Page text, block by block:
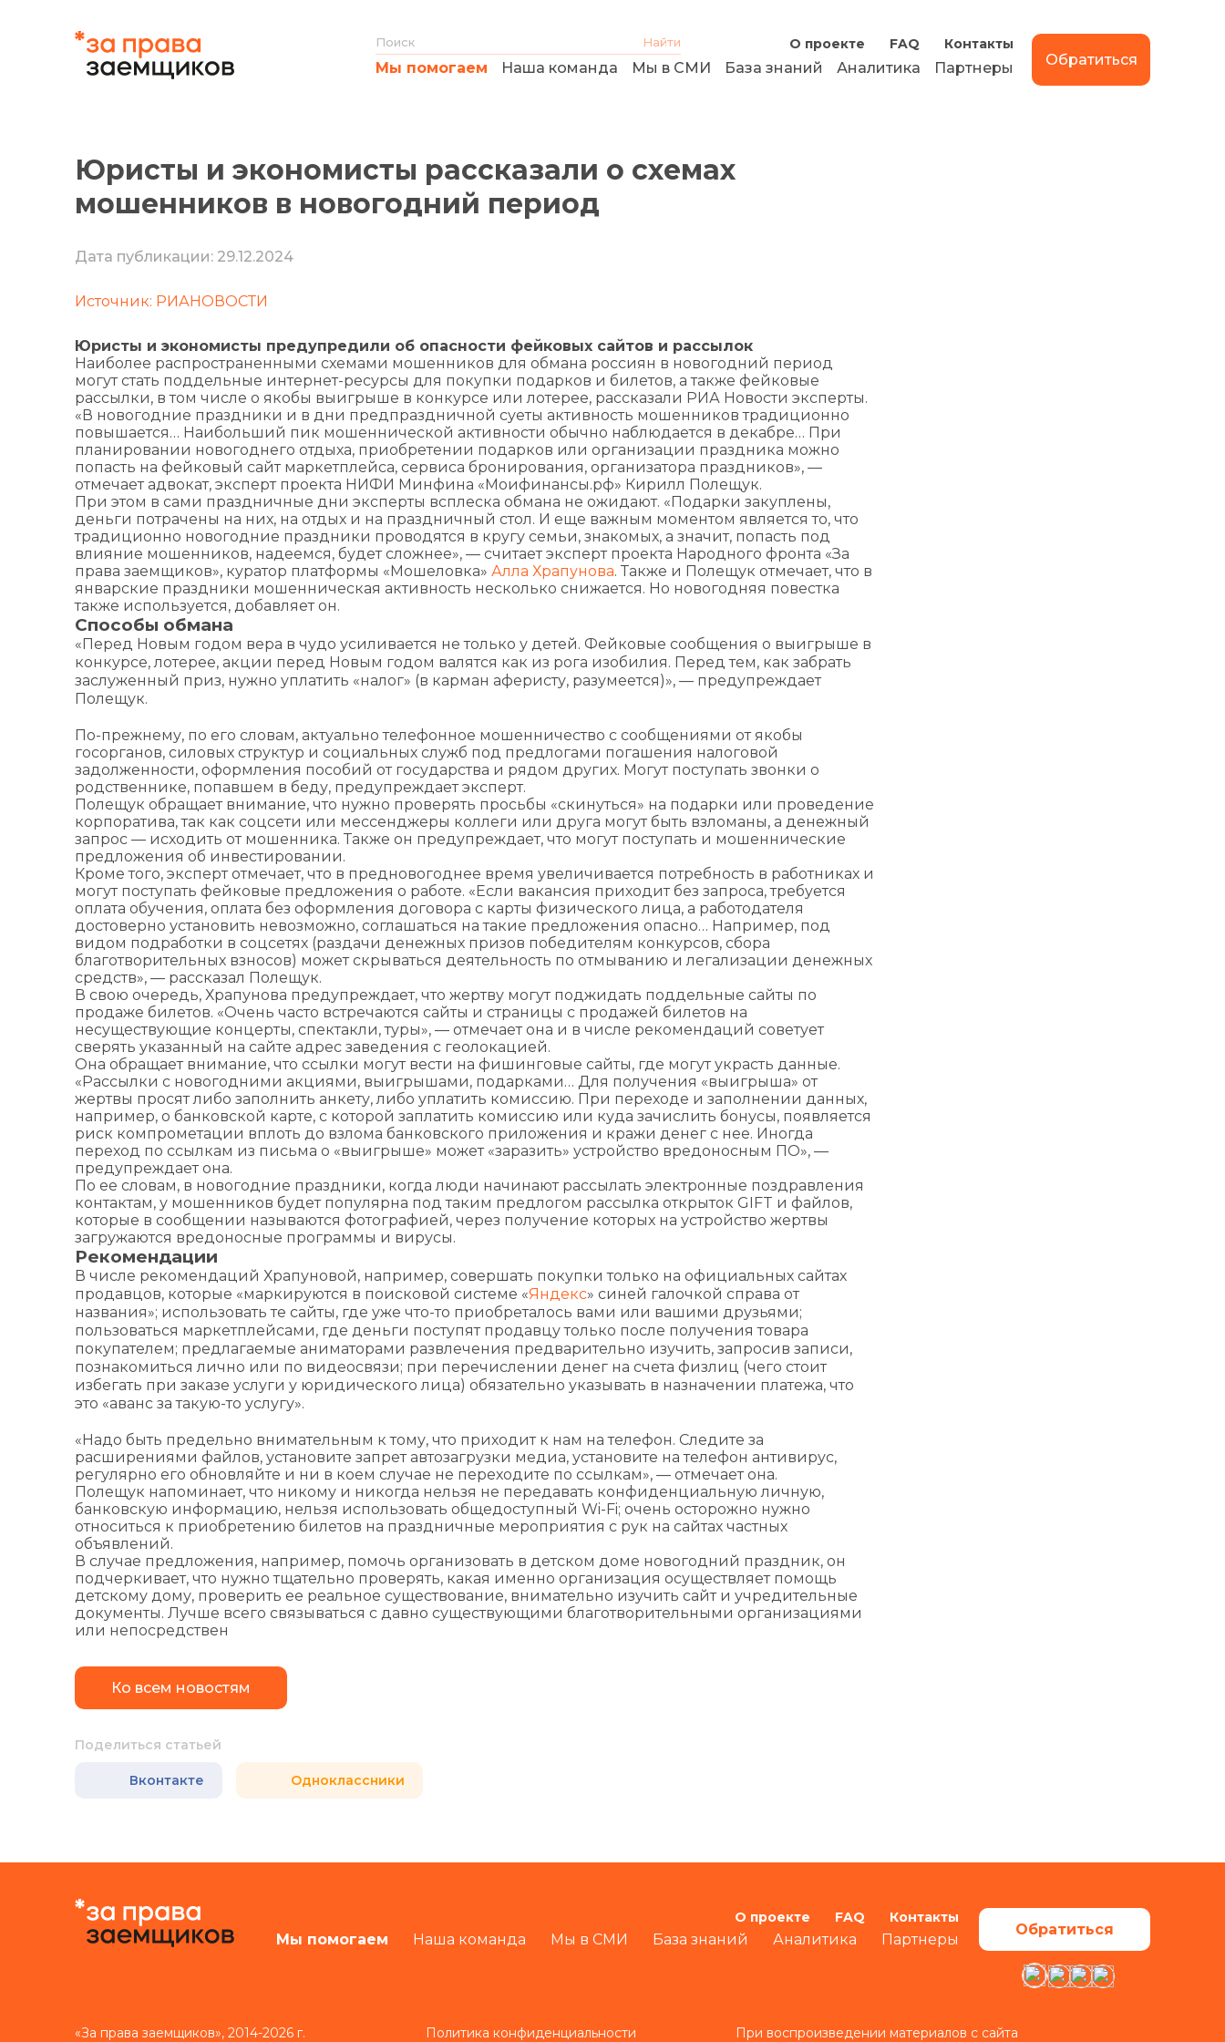
О проекте FAQ Контакты
Мы помогаем Наша команда Мы в СМИ База знаний Аналитика Партнеры Обратиться
Юристы и экономисты рассказали о схемах
мошенников в новогодний период
Дата публикации: 29.12.2024
Источник: РИАНОВОСТИ
Юристы и экономисты предупредили об опасности фейковых сайтов и рассылок
Наиболее распространенными схемами мошенников для обмана россиян в новогодний период
могут стать поддельные интернет-ресурсы для покупки подарков и билетов, а также фейковые
рассылки, в том числе о якобы выигрыше в конкурсе или лотерее, рассказали РИА Новости эксперты.
«В новогодние праздники и в дни предпраздничной суеты активность мошенников традиционно
повышается… Наибольший пик мошеннической активности обычно наблюдается в декабре… При
планировании новогоднего отдыха, приобретении подарков или организации праздника можно
попасть на фейковый сайт маркетплейса, сервиса бронирования, организатора праздников», —
отмечает адвокат, эксперт проекта НИФИ Минфина «Моифинансы.рф» Кирилл Полещук.
При этом в сами праздничные дни эксперты всплеска обмана не ожидают. «Подарки закуплены,
деньги потрачены на них, на отдых и на праздничный стол. И еще важным моментом является то, что
традиционно новогодние праздники проводятся в кругу семьи, знакомых, а значит, попасть под
влияние мошенников, надеемся, будет сложнее», — считает эксперт проекта Народного фронта «За
права заемщиков», куратор платформы «Мошеловка» Алла Храпунова. Также и Полещук отмечает, что в
январские праздники мошенническая активность несколько снижается. Но новогодняя повестка
также используется, добавляет он.
Способы обмана
«Перед Новым годом вера в чудо усиливается не только у детей. Фейковые сообщения о выигрыше в
конкурсе, лотерее, акции перед Новым годом валятся как из рога изобилия. Перед тем, как забрать
заслуженный приз, нужно уплатить «налог» (в карман аферисту, разумеется)», — предупреждает
Полещук.
По-прежнему, по его словам, актуально телефонное мошенничество с сообщениями от якобы
госорганов, силовых структур и социальных служб под предлогами погашения налоговой
задолженности, оформления пособий от государства и рядом других. Могут поступать звонки о
родственнике, попавшем в беду, предупреждает эксперт.
Полещук обращает внимание, что нужно проверять просьбы «скинуться» на подарки или проведение
корпоратива, так как соцсети или мессенджеры коллеги или друга могут быть взломаны, а денежный
запрос — исходить от мошенника. Также он предупреждает, что могут поступать и мошеннические
предложения об инвестировании.
Кроме того, эксперт отмечает, что в предновогоднее время увеличивается потребность в работниках и
могут поступать фейковые предложения о работе. «Если вакансия приходит без запроса, требуется
оплата обучения, оплата без оформления договора с карты физического лица, а работодателя
достоверно установить невозможно, соглашаться на такие предложения опасно… Например, под
видом подработки в соцсетях (раздачи денежных призов победителям конкурсов, сбора
благотворительных взносов) может скрываться деятельность по отмыванию и легализации денежных
средств», — рассказал Полещук.
В свою очередь, Храпунова предупреждает, что жертву могут поджидать поддельные сайты по
продаже билетов. «Очень часто встречаются сайты и страницы с продажей билетов на
несуществующие концерты, спектакли, туры», — отмечает она и в числе рекомендаций советует
сверять указанный на сайте адрес заведения с геолокацией.
Она обращает внимание, что ссылки могут вести на фишинговые сайты, где могут украсть данные.
«Рассылки с новогодними акциями, выигрышами, подарками… Для получения «выигрыша» от
жертвы просят либо заполнить анкету, либо уплатить комиссию. При переходе и заполнении данных,
например, о банковской карте, с которой заплатить комиссию или куда зачислить бонусы, появляется
риск компрометации вплоть до взлома банковского приложения и кражи денег с нее. Иногда
переход по ссылкам из письма о «выигрыше» может «заразить» устройство вредоносным ПО», —
предупреждает она.
По ее словам, в новогодние праздники, когда люди начинают рассылать электронные поздравления
контактам, у мошенников будет популярна под таким предлогом рассылка открыток GIFT и файлов,
которые в сообщении называются фотографией, через получение которых на устройство жертвы
загружаются вредоносные программы и вирусы.
Рекомендации
В числе рекомендаций Храпуновой, например, совершать покупки только на официальных сайтах
продавцов, которые «маркируются в поисковой системе «Яндекс» синей галочкой справа от
названия»; использовать те сайты, где уже что-то приобреталось вами или вашими друзьями;
пользоваться маркетплейсами, где деньги поступят продавцу только после получения товара
покупателем; предлагаемые аниматорами развлечения предварительно изучить, запросив записи,
познакомиться лично или по видеосвязи; при перечислении денег на счета физлиц (чего стоит
избегать при заказе услуги у юридического лица) обязательно указывать в назначении платежа, что
это «аванс за такую-то услугу».
«Надо быть предельно внимательным к тому, что приходит к нам на телефон. Следите за
расширениями файлов, установите запрет автозагрузки медиа, установите на телефон антивирус,
регулярно его обновляйте и ни в коем случае не переходите по ссылкам», — отмечает она.
Полещук напоминает, что никому и никогда нельзя не передавать конфиденциальную личную,
банковскую информацию, нельзя использовать общедоступный Wi-Fi; очень осторожно нужно
относиться к приобретению билетов на праздничные мероприятия с рук на сайтах частных
объявлений.
В случае предложения, например, помочь организовать в детском доме новогодний праздник, он
подчеркивает, что нужно тщательно проверять, какая именно организация осуществляет помощь
детскому дому, проверить ее реальное существование, внимательно изучить сайт и учредительные
документы. Лучше всего связываться с давно существующими благотворительными организациями
или непосредствен
Ко всем новостям
Поделиться статьей
Вконтакте Одноклассники
Мы помогаем Наша команда Мы в СМИ База знаний Аналитика Партнеры
О проекте FAQ Контакты
Обратиться
«За права заемщиков», 2014-2026 г.
Политика конфиденциальности
При воспроизведении материалов с сайта